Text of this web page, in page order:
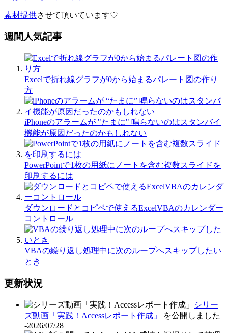
素材提供させて頂いています♡
週間人気記事
Excelで折れ線グラフが0から始まるパレート図の作り
方
iPhoneのアラームが "たまに" 鳴らないのはスタンバイ
機能が原因だったのかもしれない
PowerPointで1枚の用紙にノートを含む複数スライドを
印刷するには
ダウンロードとコピペで使えるExcelVBAのカレンダー
コントロール
VBAの繰り返し処理中に次のループへスキップしたい
とき
更新状況
シリー
ズ動画「実践！Accessレポート作成」
を公開しました
-2026/07/28